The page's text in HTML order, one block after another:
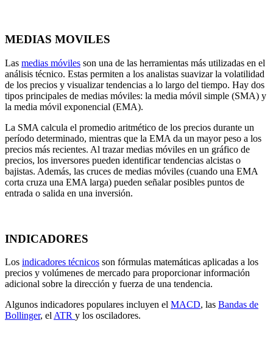
MEDIAS MOVILES
Las medias móviles son una de las herramientas más utilizadas en el
análisis técnico. Estas permiten a los analistas suavizar la volatilidad
de los precios y visualizar tendencias a lo largo del tiempo. Hay dos
tipos principales de medias móviles: la media móvil simple (SMA) y
la media móvil exponencial (EMA).
La SMA calcula el promedio aritmético de los precios durante un
período determinado, mientras que la EMA da un mayor peso a los
precios más recientes. Al trazar medias móviles en un gráfico de
precios, los inversores pueden identificar tendencias alcistas o
bajistas. Además, las cruces de medias móviles (cuando una EMA
corta cruza una EMA larga) pueden señalar posibles puntos de
entrada o salida en una inversión.
INDICADORES
Los indicadores técnicos son fórmulas matemáticas aplicadas a los
precios y volúmenes de mercado para proporcionar información
adicional sobre la dirección y fuerza de una tendencia.
Algunos indicadores populares incluyen el MACD, las Bandas de
Bollinger, el ATR y los osciladores.